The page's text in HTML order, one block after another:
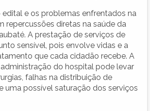
edital e os problemas enfrentados na
repercussões diretas na saúde da
A prestação de serviços de
sensível, pois envolve vidas e a
que cada cidadão recebe. A
do hospital pode levar
falhas na distribuição de
uma possível saturação dos serviços